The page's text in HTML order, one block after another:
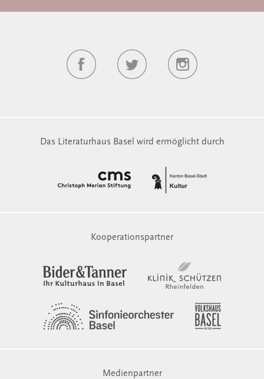
Das Literaturhaus Basel wird ermöglicht durch
Kooperationspartner
Medienpartner